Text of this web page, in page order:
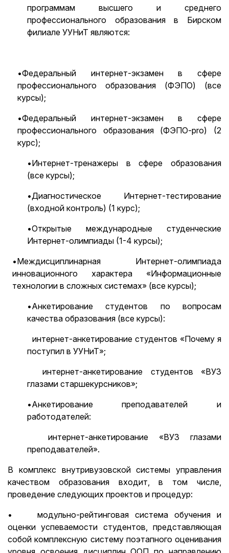
программам высшего и среднего
профессионального образования в Бирском
филиале УУНиТ являются:
•Федеральный интернет-экзамен в сфере
профессионального образования (ФЭПО) (все
курсы);
•Федеральный интернет-экзамен в сфере
профессионального образования (ФЭПО-pro) (2
курс);
•Интернет-тренажеры в сфере образования
(все курсы);
•Диагностическое Интернет-тестирование
(входной контроль) (1 курс);
•Открытые международные студенческие
Интернет-олимпиады (1-4 курсы);
•Междисциплинарная Интернет-олимпиада
инновационного характера «Информационные
технологии в сложных системах» (все курсы);
•Анкетирование студентов по вопросам
качества образования (все курсы):
интернет-анкетирование студентов «Почему я
поступил в УУНиТ»;
интернет-анкетирование студентов «ВУЗ
глазами старшекурсников»;
•Анкетирование преподавателей и
работодателей:
интернет-анкетирование «ВУЗ глазами
преподавателей».
В комплекс внутривузовской системы управления
качеством образования входит, в том числе,
проведение следующих проектов и процедур:
• модульно-рейтинговая система обучения и
оценки успеваемости студентов, представляющая
собой комплексную систему поэтапного оценивания